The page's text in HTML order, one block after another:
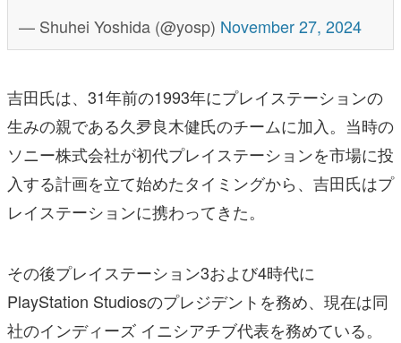
— Shuhei Yoshida (@yosp) November 27, 2024
吉田氏は、31年前の1993年にプレイステーションの
生みの親である久夛良木健氏のチームに加入。当時の
ソニー株式会社が初代プレイステーションを市場に投
入する計画を立て始めたタイミングから、吉田氏はプ
レイステーションに携わってきた。
その後プレイステーション3および4時代に
PlayStation Studiosのプレジデントを務め、現在は同
社のインディーズ イニシアチブ代表を務めている。